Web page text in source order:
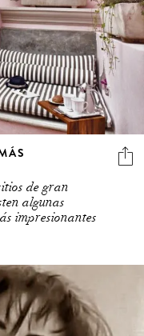
de gran
algunas
impresionantes